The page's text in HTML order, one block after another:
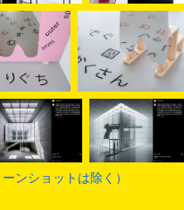
ンショットは除く）